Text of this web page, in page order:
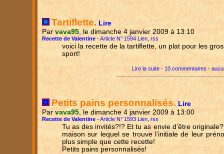
Tartiflette. Lire
Par vava95, le dimanche 4 janvier 2009 à 13:10
Recette de Valentine -Article N° 1594 Lien, rss
voici la recette de la tartiflette, un plat pour les
sport!
Lire la suite - 10 commentaires -
Petits pains personnalisés. Lire
Par vava95, le dimanche 4 janvier 2009 à 13:00
Recette de Valentine -Article N° 1593 Lien rss
Tu as des invités?!? Et tu as envie d’être
maison sur lequel se trouve l’initiale de leur
plus simple que cette recette!
Petits pains personnalisés!